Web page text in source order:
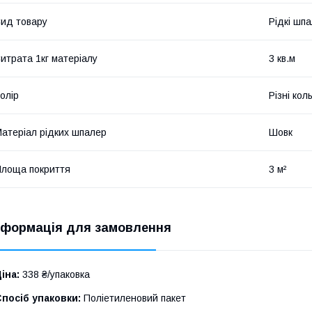
товару Рідкі
1кг матеріалу 3 кв.м
Різні
рідких шпалер Шовк
покриття 3 м²
для замовлення
338 ₴/упаковка
упаковки: Поліетиленовий пакет